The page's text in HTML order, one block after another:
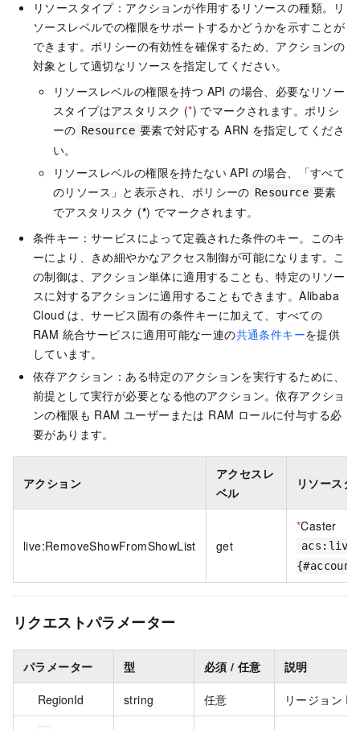
リソースタイプ：アクションが作用するリソースの種類。リ
ソースレベルでの権限をサポートするかどうかを示すことが
できます。ポリシーの有効性を確保するため、アクションの
対象として適切なリソースを指定してください。
リソースレベルの権限を持つ API の場合、必要なリソー
スタイプはアスタリスク (*) でマークされます。ポリシ
ーの Resource 要素で対応する ARN を指定してくださ
い。
リソースレベルの権限を持たない API の場合、「すべて
のリソース」と表示され、ポリシーの Resource 要素
でアスタリスク (*) でマークされます。
条件キー：サービスによって定義された条件のキー。このキ
ーにより、きめ細やかなアクセス制御が可能になります。こ
の制御は、アクション単体に適用することも、特定のリソー
スに対するアクションに適用することもできます。Alibaba
Cloud は、サービス固有の条件キーに加えて、すべての
RAM 統合サービスに適用可能な一連の共通条件キーを提供
しています。
依存アクション：ある特定のアクションを実行するために、
前提として実行が必要となる他のアクション。依存アクショ
ンの権限も RAM ユーザーまたは RAM ロールに付与する必
要があります。
アクション
アクセスレ
ベル
リソースタ
live:RemoveShowFromShowList get
*Caster
リクエストパラメーター
パラメーター 型 必須 / 任意 説明
RegionId string 任意 リージョン